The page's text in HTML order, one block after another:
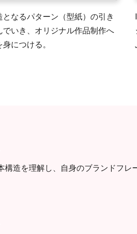
なるパターン（型紙）の引き
いき、オリジナル作品制作へ
につける。
構造を理解し、自身のブランドフ